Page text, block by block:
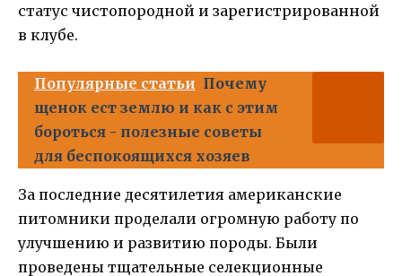
статус чистопородной и зарегистрированной
в клубе.
Популярные статьи Почему
щенок ест землю и как с этим
бороться - полезные советы
для беспокоящихся хозяев
За последние десятилетия американские
питомники проделали огромную работу по
улучшению и развитию породы. Были
проведены тщательные селекционные